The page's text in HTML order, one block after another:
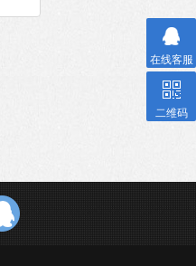
在线客服
二维码